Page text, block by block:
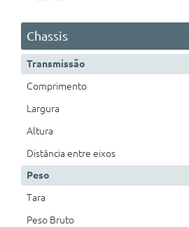
Chassis
Transmissão
Comprimento
Largura
Altura
Distância entre eixos
Peso
Tara
Peso Bruto